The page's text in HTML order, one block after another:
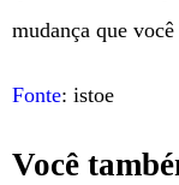
mudança que
Fonte: istoe
Você